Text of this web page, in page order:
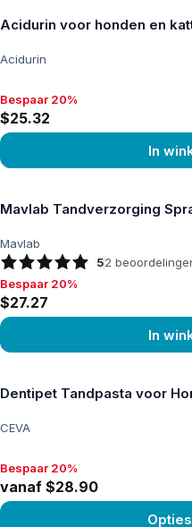
Acidurin voor honden en
Acidurin
Bespaar 20%, $25.32
Bespaar 20%
$25.32
In
Mavlab Tandverzorging
Mavlab
52
Bespaar 20%, $27.27
Bespaar 20%
$27.27
In
Dentipet Tandpasta voor
CEVA
Bespaar 20%, vanaf $28.90
Bespaar 20%
vanaf $28.90